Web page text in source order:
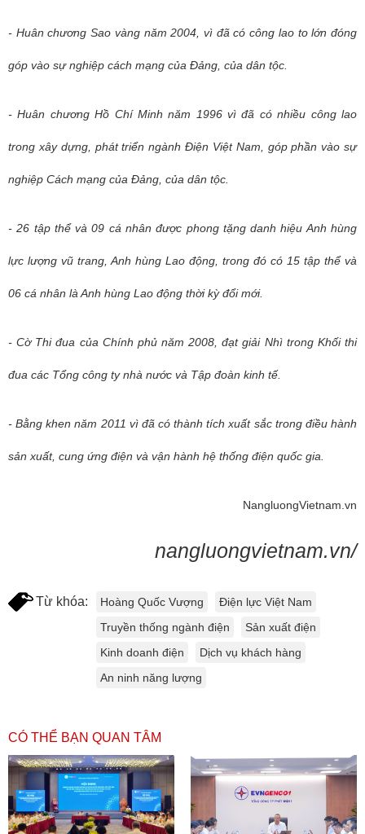
- Huân chương Sao vàng năm 2004, vì đã có công lao to lớn đóng
góp vào sự nghiệp cách mạng của Đảng, của dân tộc.
- Huân chương Hồ Chí Minh năm 1996 vì đã có nhiều công lao
trong xây dựng, phát triển ngành Điện Việt Nam, góp phần vào sự
nghiệp Cách mạng của Đảng, của dân tộc.
- 26 tập thể và 09 cá nhân được phong tặng danh hiệu Anh hùng
lực lượng vũ trang, Anh hùng Lao động, trong đó có 15 tập thể và
06 cá nhân là Anh hùng Lao động thời kỳ đổi mới.
- Cờ Thi đua của Chính phủ năm 2008, đạt giải Nhì trong Khối thi
đua các Tổng công ty nhà nước và Tập đoàn kinh tế.
- Bằng khen năm 2011 vì đã có thành tích xuất sắc trong điều hành
sản xuất, cung ứng điện và vận hành hệ thống điện quốc gia.
NangluongVietnam.vn
nangluongvietnam.vn/
Từ khóa: Hoàng Quốc Vượng
Điện lực Việt Nam
Truyền thống ngành điện
Sản xuất điện
Kinh doanh điện
Dịch vụ khách hàng
An ninh năng lượng
CÓ THỂ BẠN QUAN TÂM